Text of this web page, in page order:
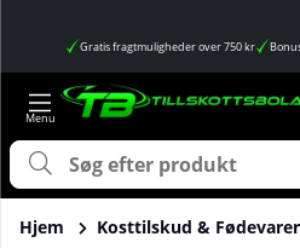
Gratis fragtmuligheder over 750 kr
Hjem Kosttilskud & Fødevarer